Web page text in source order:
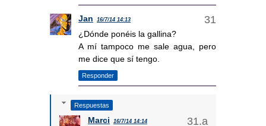
Jan 16/7/14 14:13
¿Dónde ponéis la gallina?
A mí tampoco me sale agua, pero
me dice que sí tengo.
Responder
Respuestas
Marci 16/7/14 14:14